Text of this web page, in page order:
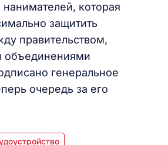
нанимателей, которая
защитить
правительством,
объединениями
генеральное
очередь за его